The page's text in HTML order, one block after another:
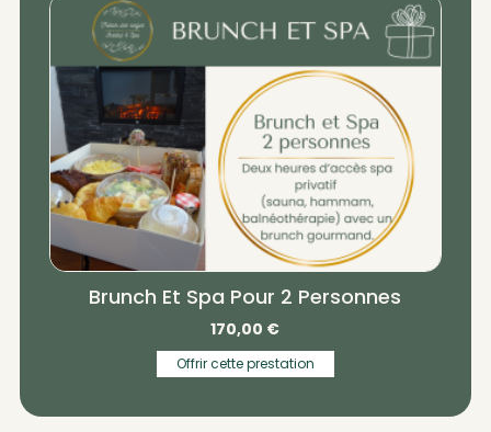
Brunch Et Spa Pour 2 Personnes
170,00 €
Offrir cette prestation